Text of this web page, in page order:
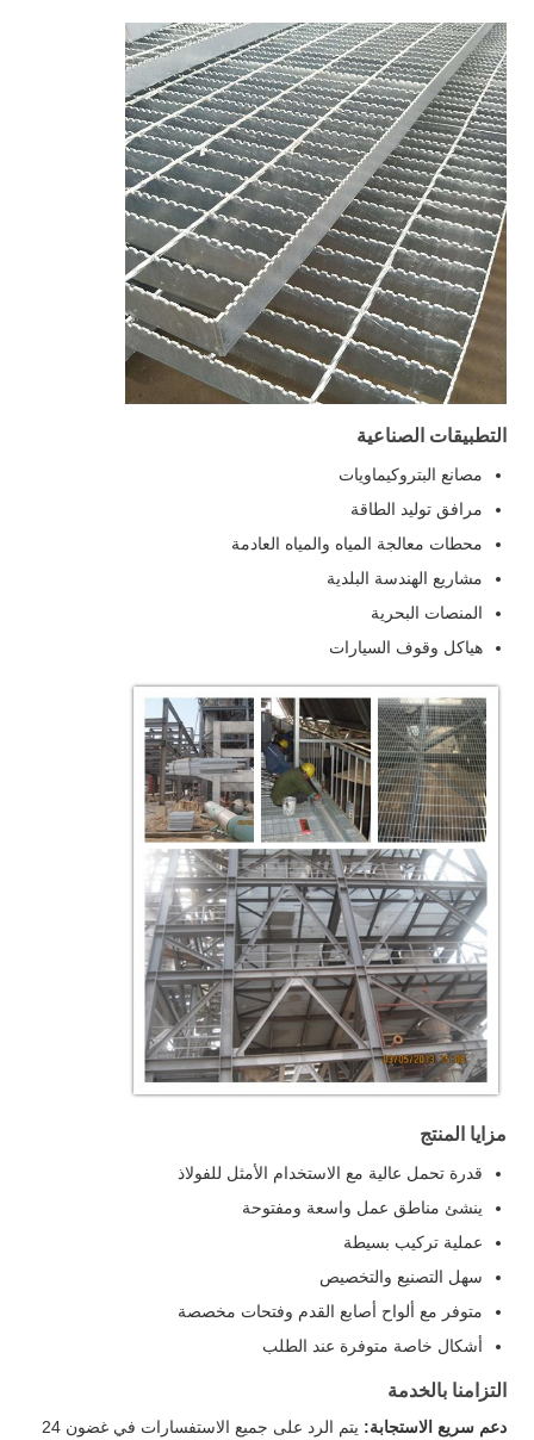
التطبيقات الصناعية
مصانع البتروكيماويات
مرافق توليد الطاقة
محطات معالجة المياه والمياه العادمة
مشاريع الهندسة البلدية
المنصات البحرية
هياكل وقوف السيارات
مزايا المنتج
قدرة تحمل عالية مع الاستخدام الأمثل للفولاذ
ينشئ مناطق عمل واسعة ومفتوحة
عملية تركيب بسيطة
سهل التصنيع والتخصيص
متوفر مع ألواح أصابع القدم وفتحات مخصصة
أشكال خاصة متوفرة عند الطلب
التزامنا بالخدمة
دعم سريع الاستجابة:
يتم الرد على جميع الاستفسارات في غضون 24